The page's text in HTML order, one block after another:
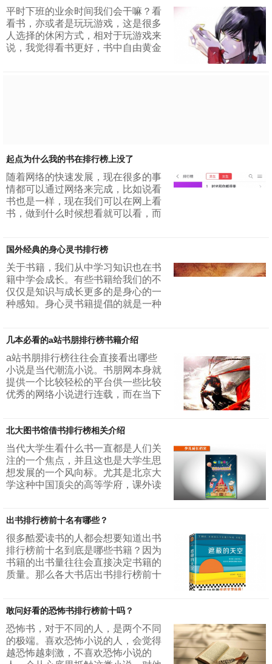
书排行榜吗？其实，之前我经常在网
上看到难考证书排行榜，那么，今天
我们就一起来说说难考证书排行榜
吧！ 1.注册会计师 这个证被公认...
平时下班的业余时间我们会干嘛？看
看书，亦或者是玩玩游戏，这是很多
人选择的休闲方式，相对于玩游戏来
说，我觉得看书更好，书中自由黄金
气穿越到了六年前，得已重生，...
起点为什么我的书在排行榜上没了
随着网络的快速发展，现在很多的事
情都可以通过网络来完成，比如说看
书也是一样，现在我们可以在网上看
书，做到什么时候想看就可以看，而
至于网上看书，现在有很多的网站可
供我们看书，比如说起点就是一个，
那么，今天我们就来说说起点这个阅
读网站吧！很多人会问，起点为什么
我的书在排行榜上没了呢？当然，这
个问题是针对起点上面的作家写手
这个问题吧！1.因为没...
国外经典的身心灵书排行榜
关于书籍，我们从中学习知识也在书
籍中学会成长。有些书籍给我们的不
仅仅是知识与成长更多的是身心的一
种感知。身心灵书籍提倡的就是一种
单的推荐几本国外经典的身心灵书排
行榜中自己比较喜欢的书籍1、 世界
上另一个你我们总是在思考世界上是
不是有另一个你的存在这本书为我们
解答了这样的疑惑。两个人之间的友
谊，他们从素不相识的陌生人，最终
交织...
几本必看的a站书朋排行榜书籍介绍
a站书朋排行榜往往会直接看出哪些
小说是当代潮流小说。书朋网本身就
提供一个比较轻松的平台供一些比较
优秀的网络小说进行连载，而在当下
非常的精彩。那么到底a站书朋排行
榜具体的情况是什么呢？今天就来详
细的说下这个平台的小说畅销排行
榜。1. 猎国到底哪种书籍更加的受人
们的喜爱呢？其实一本吸引人的书籍
不仅仅有好的代入感，更重要的是文
书...
北大图书馆借书排行榜相关介绍
当代大学生看什么书一直都是人们关
注的一个焦点，并且这也是大学生思
想发展的一个风向标。尤其是北京大
学这种中国顶尖的高等学府，课外读
大约是怎样的呢？今天就走进北大的
图书馆，让大家详细的了解一下北大
图书馆借书排行榜，从而真正的了解
当代大学生的读书趣味。1.思维魔方
这是国内第一本对于悖论的相关问题
有全面解读的书籍。作者立足于几千
类。从而深入...
出书排行榜前十名有哪些？
很多酷爱读书的人都会想要知道出书
排行榜前十名到底是哪些书籍？因为
书籍的出书量往往会直接决定书籍的
质量。那么各大书店出书排行榜前十
家一个指南针，让大家更加的清楚读
哪些书对个人成长会产生好的帮助。
1. 朝花夕拾说起朝花夕拾的话，那么
大部分的人都不是很陌生。因为这本
书籍是一本散文集，虽然说不是为儿
敢问好看的恐怖书排行榜前十吗？
恐怖书，对于不同的人，是两个不同
的极端。喜欢恐怖小说的人，会觉得
越恐怖越刺激，不喜欢恐怖小说的